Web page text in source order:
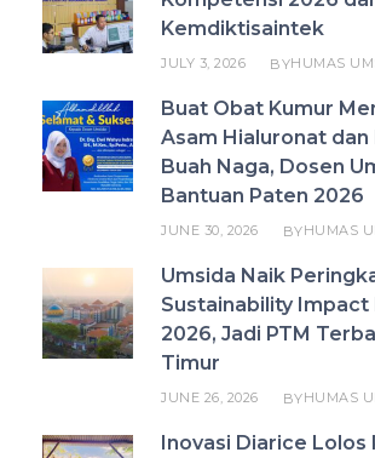
Kemdiktisaintek
JULY 3, 2026 BYHUMAS
Buat Obat Kumur
Asam Hialuronat dan
Buah Naga, Dosen
Bantuan Paten 2026
JUNE 30, 2026 BYHUMAS
Umsida Naik
Sustainability Impact
2026, Jadi PTM
Timur
JUNE 26, 2026 BYHUMAS
Inovasi Diarice Lolos